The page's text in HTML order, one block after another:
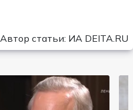
Автор статьи: ИА DEITA.RU